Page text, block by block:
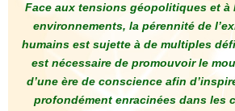
Face aux tensions géopolitiques et à
environnements, la pérennité de
humains est sujette à de multiples
est nécessaire de promouvoir le
d’une ère de conscience afin
profondément enracinées dans les